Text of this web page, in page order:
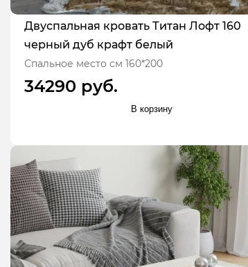
Двуспальная кровать Титан Лофт 160
черный дуб крафт белый
Спальное место см 160*200
34290 руб.
В корзину